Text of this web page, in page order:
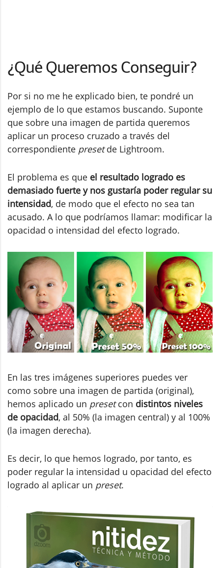
¿Qué Queremos Conseguir?
Por si no me he explicado bien, te pondré un
ejemplo de lo que estamos buscando. Suponte
que sobre una imagen de partida queremos
aplicar un proceso cruzado a través del
correspondiente presetde Lightroom.
El problema es que el resultado logrado es
demasiado fuerte y nos gustaría poder regular su
intensidad, de modo que el efecto no sea tan
acusado. A lo que podríamos llamar: modificar la
opacidad o intensidad del efecto logrado.
En las tres imágenes superiores puedes ver
como sobre una imagen de partida (original),
hemos aplicado un presetcon distintos niveles
de opacidad, al 50% (la imagen central) y al 100%
(la imagen derecha).
Es decir, lo que hemos logrado, por tanto, es
poder regular la intensidad u opacidad del efecto
logrado al aplicar un preset.